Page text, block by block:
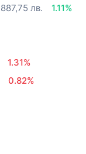
887,75 лв.
1.11%
1.31%
0.82%